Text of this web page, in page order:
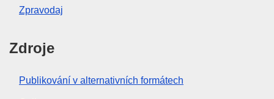
Zpravodaj
Zdroje
Publikování v alternativních formátech